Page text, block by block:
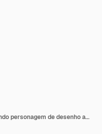
Mulher com sobrepeso segurando personagem de desenho animado de Fast-Food